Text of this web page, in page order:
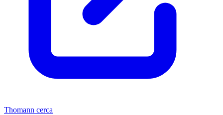
Thomann cerca